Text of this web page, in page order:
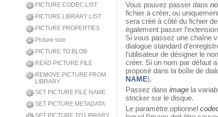
PICTURE CODEC LIST
PICTURE LIBRARY LIST
PICTURE PROPERTIES
Picture size
PICTURE TO BLOB
READ PICTURE FILE
REMOVE PICTURE FROM
LIBRARY
SET PICTURE FILE NAME
SET PICTURE METADATA
SET PICTURE TO LIBRARY
Vous pouvez passer dans
fichier à créer, ou
sera créé à côté du fichier
également passer
Si vous passez une chaîne
dialogue standard
l’utilisateur de désigner le
créer. Si un nom par défaut
proposé dans la boîte de
NAME).
Passez dans image la
stocker sur le disque.
Le paramètre optionnel